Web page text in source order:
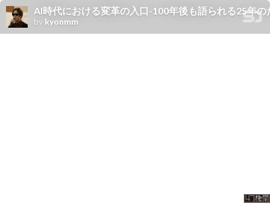
AI時代における変革の入口-100年後も語られる25
by kyonmm